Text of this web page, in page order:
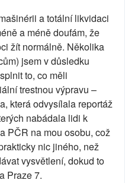
a totální likvidaci
a méně doufám, že
žít normálně. Několika
jsem v důsledku
to, co měli
trestnou výpravu –
která odvysílala reportáž
nabádala lidi k
PČR na mou osobu, což
nic jiného, než
vysvětlení, dokud to
Praze 7.